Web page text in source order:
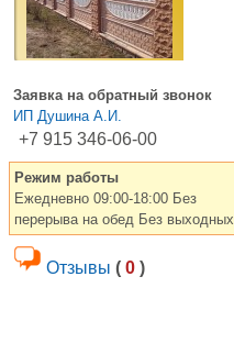
Заявка на обратный звонок
ИП Душина А.И.
+7 915 346-06-00
Режим работы
Ежедневно 09:00-18:00 Без
перерыва на обед Без выходных
Отзывы ( 0 )